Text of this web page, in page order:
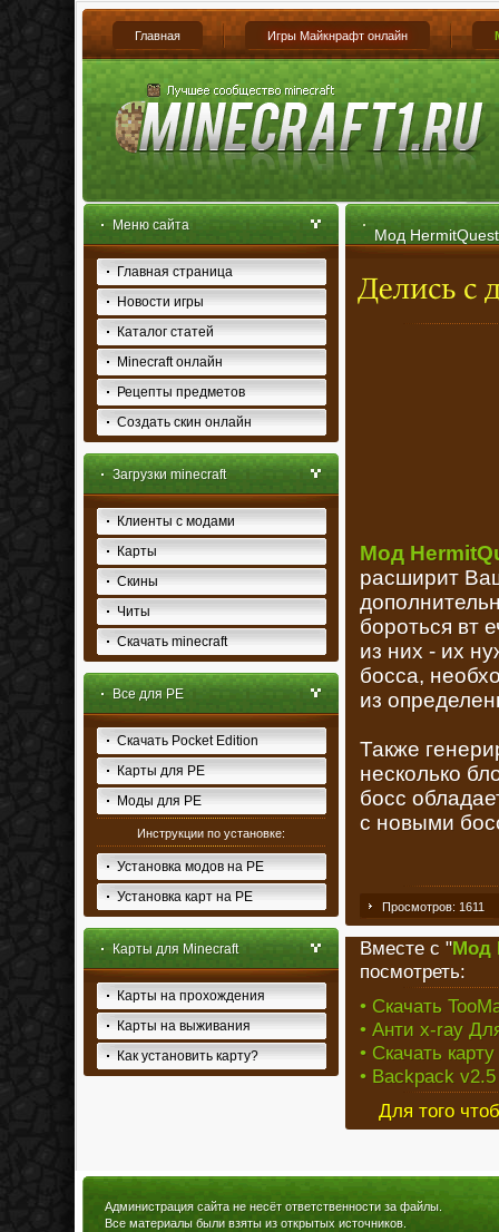
Главная Игры Майкнрафт онлайн
Меню сайта
Главная страница
Новости игры
Каталог статей
Minecraft онлайн
Рецепты предметов
Создать скин онлайн
Загрузки minecraft
Клиенты с модами
Карты
Скины
Читы
Скачать minecraft
Все для PE
Скачать Pocket Edition
Карты для PE
Моды для PE
Инструкции по установке:
Установка модов на PE
Установка карт на PE
Карты для Minecraft
Карты на прохождения
Карты на выживания
Как установить карту?
Мод
Мод
расширит
бороться вт
из них - их
босса,
из
Также
несколько
босс
с новыми
Просмотров: 1611
Вместе с "Мод
посмотреть:
• Скачать
• Анти x-ray
• Скачать
• Backpack
Для того
Администрация сайта не несёт ответственности за файлы.
Все материалы были взяты из открытых источников.